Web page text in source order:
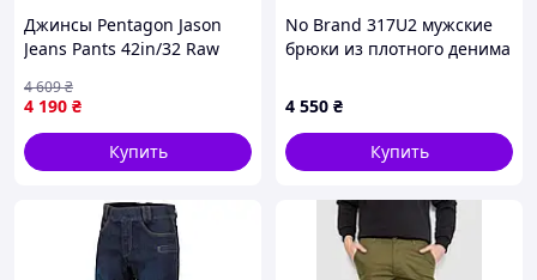
Джинсы Pentagon Jason
Jeans Pants 42in/32 Raw
4 190 ₴
4 609₴
Купить
No Brand 317U2 мужские
брюки из плотного денима
4 550 ₴
Купить